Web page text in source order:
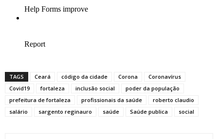
TAGS Ceará código da cidade Corona
Coronavírus
Covid19
fortaleza inclusão social
poder da população
prefeitura de fortaleza
profissionais da saúde
roberto claudio
salário
sargento reginauro saúde Saúde publica social